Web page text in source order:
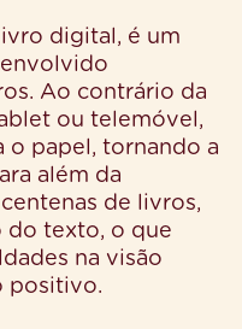
digital, é um
Ao contrário da
ou telemóvel,
o papel, tornando a
além da
de livros,
do texto, o que
na visão
positivo.